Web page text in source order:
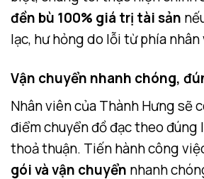
đền bù 100% giá trị tài sản
lạc, hư hỏng do lỗi từ phía
Vận chuyển nhanh chóng,
Nhân viên của Thành Hưng sẽ
điểm chuyển đồ đạc theo đúng
thoả thuận. Tiến hành công
gói và vận chuyển nhanh